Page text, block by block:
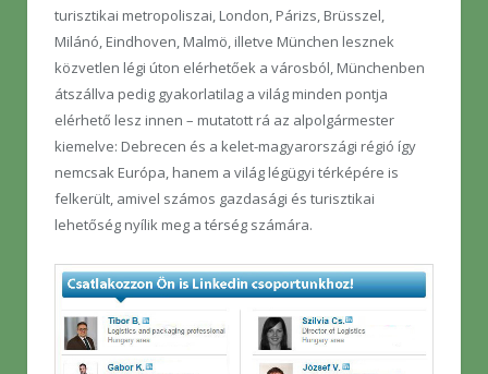
turisztikai metropoliszai, London, Párizs, Brüsszel,
Milánó, Eindhoven, Malmö, illetve München lesznek
közvetlen légi úton elérhetőek a városból, Münchenben
átszállva pedig gyakorlatilag a világ minden pontja
elérhető lesz innen – mutatott rá az alpolgármester
kiemelve: Debrecen és a kelet-magyarországi régió így
nemcsak Európa, hanem a világ légügyi térképére is
felkerült, amivel számos gazdasági és turisztikai
lehetőség nyílik meg a térség számára.